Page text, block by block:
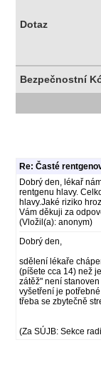
Dotaz
Bezpečnostní
Re: Časté
Dobrý den, lékař
rentgenu hlavy.
hlavy.Jaké riziko
Vám děkuji za
(Vložil(a): anonym)
Dobrý den,
sdělení lékaře
(píšete cca 14) než
zátěž" není
vyšetření je
třeba se zbytečně
(Za SÚJB: Sekce